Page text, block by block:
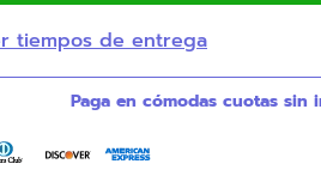
tiempos de entrega